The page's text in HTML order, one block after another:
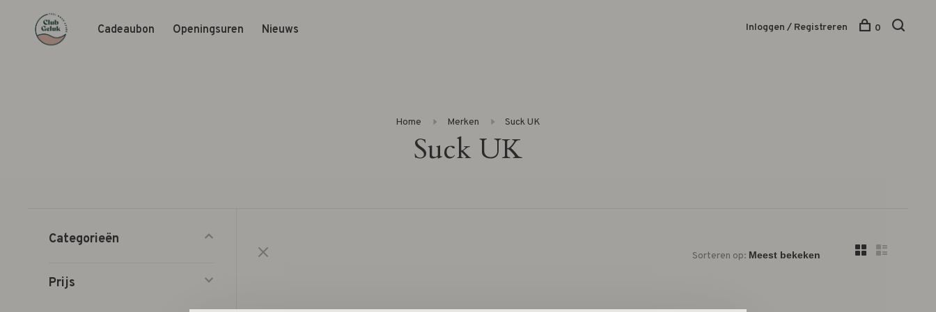
Cadeaubon Openingsuren Nieuws Inloggen / Registreren 0
Home Merken Suck UK
Suck UK
Categorieën
Prijs
Sorteren op: